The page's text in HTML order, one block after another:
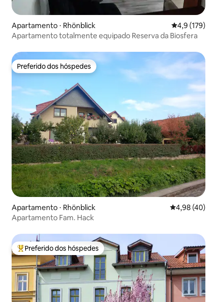
Apartamento ⋅ Rhönblick 4,9 de uma
4,9 (179)
Apartamento totalmente equipado Reserva da Biosfera
Preferido dos hóspedes
Preferido dos hóspedes
Apartamento ⋅ Rhönblick 4,98 de uma
4,98 (40)
Apartamento Fam. Hack
Entre os melhores preferidos dos hóspedes
Preferido dos hóspedes